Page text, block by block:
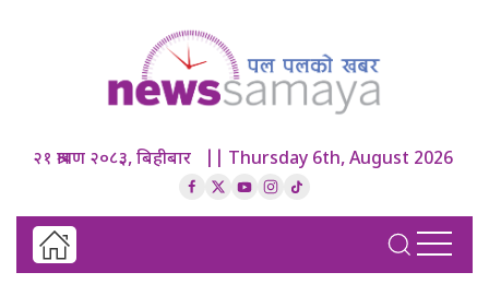
२१ श्रावण २०८३, बिहीबार || Thursday 6th, August 2026